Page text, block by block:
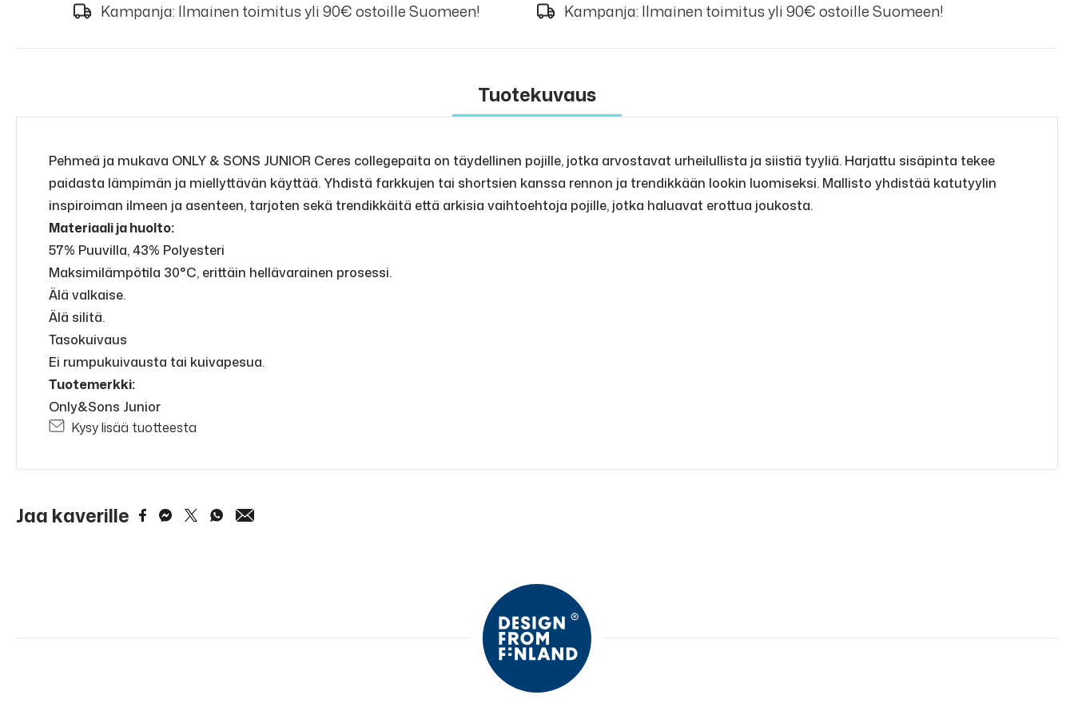
Kampanja: Ilmainen toimitus yli 90€ ostoille Suomeen! Kampanja: Ilmainen toimitus yli 90€ ostoille Suomeen!
Tuotekuvaus
Pehmeä ja mukava ONLY & SONS JUNIOR Ceres collegepaita on täydellinen pojille, jotka arvostavat urheilullista ja siistiä tyyliä. Harjattu sisäpinta tekee
paidasta lämpimän ja miellyttävän käyttää. Yhdistä farkkujen tai shortsien kanssa rennon ja trendikkään lookin luomiseksi. Mallisto yhdistää katutyylin
inspiroiman ilmeen ja asenteen, tarjoten sekä trendikkäitä että arkisia vaihtoehtoja pojille, jotka haluavat erottua joukosta.
Materiaali ja huolto:
57% Puuvilla, 43% Polyesteri
Maksimilämpötila 30°C, erittäin hellävarainen prosessi.
Älä valkaise.
Älä silitä.
Tasokuivaus
Ei rumpukuivausta tai kuivapesua.
Tuotemerkki:
Only&Sons Junior
Kysy lisää tuotteesta
Jaa kaverille